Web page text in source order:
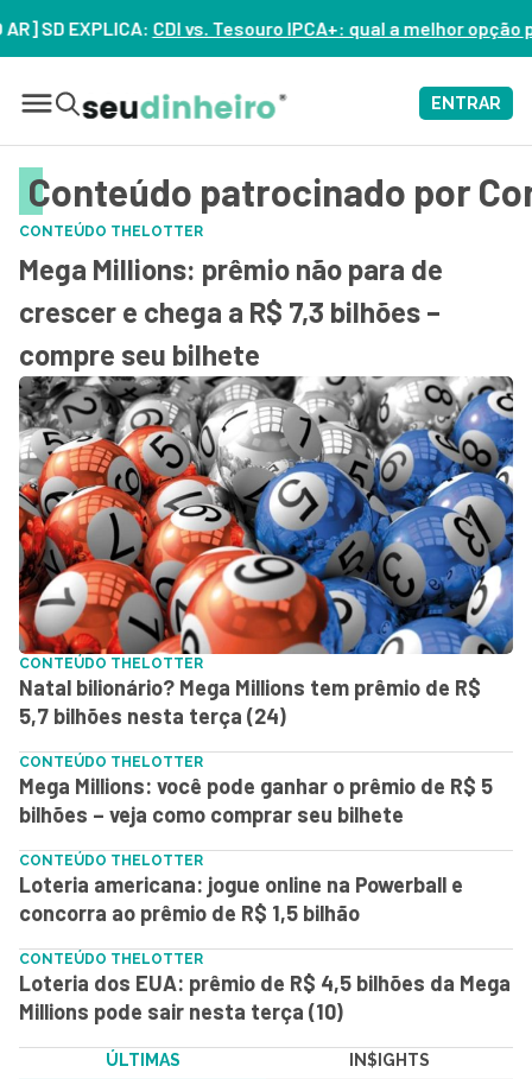
CDI vs. Tesouro IPCA+: qual a melhor opção para o
ENTRAR
Conteúdo patrocinado por
CONTEÚDO THELOTTER
Mega Millions: prêmio não para de
crescer e chega a R$ 7,3 bilhões –
compre seu bilhete
CONTEÚDO THELOTTER
Natal bilionário? Mega Millions tem prêmio de R$
5,7 bilhões nesta terça (24)
CONTEÚDO THELOTTER
Mega Millions: você pode ganhar o prêmio de R$ 5
bilhões – veja como comprar seu bilhete
CONTEÚDO THELOTTER
Loteria americana: jogue online na Powerball e
concorra ao prêmio de R$ 1,5 bilhão
CONTEÚDO THELOTTER
Loteria dos EUA: prêmio de R$ 4,5 bilhões da Mega
Millions pode sair nesta terça (10)
ÚLTIMAS IN$IGHTS